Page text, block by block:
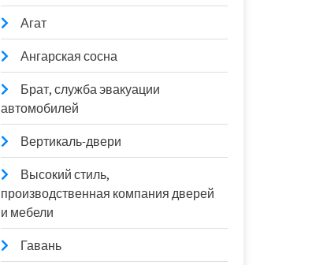
Агат
Ангарская сосна
Брат, служба эвакуации
автомобилей
Вертикаль-двери
Высокий стиль,
производственная компания дверей
и мебели
Гавань